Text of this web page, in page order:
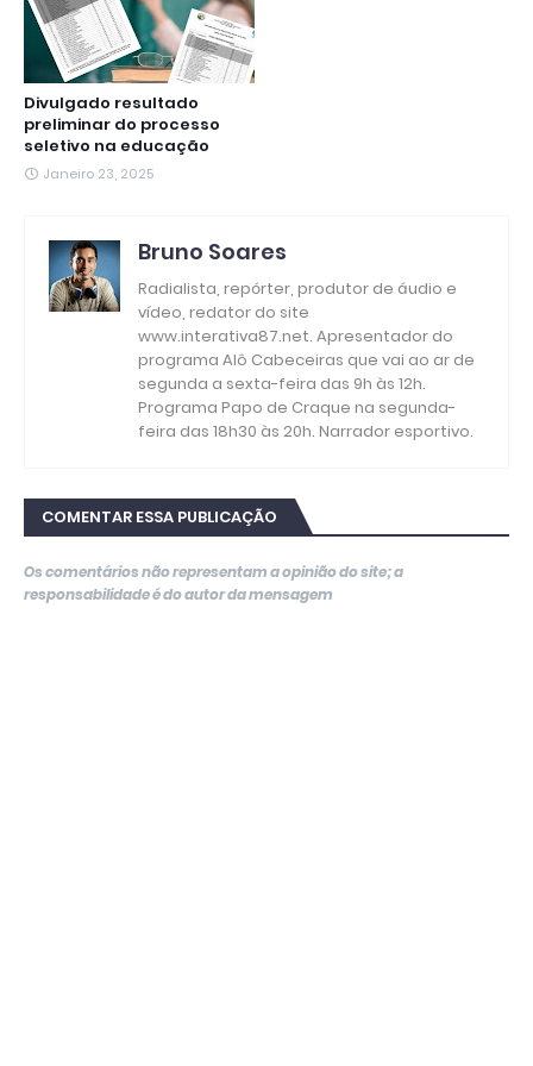
Divulgado resultado
preliminar do processo
seletivo na educação
Janeiro 23, 2025
Bruno Soares
Radialista, repórter, produtor de áudio e
vídeo, redator do site
www.interativa87.net. Apresentador do
programa Alô Cabeceiras que vai ao ar de
segunda a sexta-feira das 9h às 12h.
Programa Papo de Craque na segunda-
feira das 18h30 às 20h. Narrador esportivo.
COMENTAR ESSA PUBLICAÇÃO
Os comentários não representam a opinião do site; a
responsabilidade é do autor da mensagem